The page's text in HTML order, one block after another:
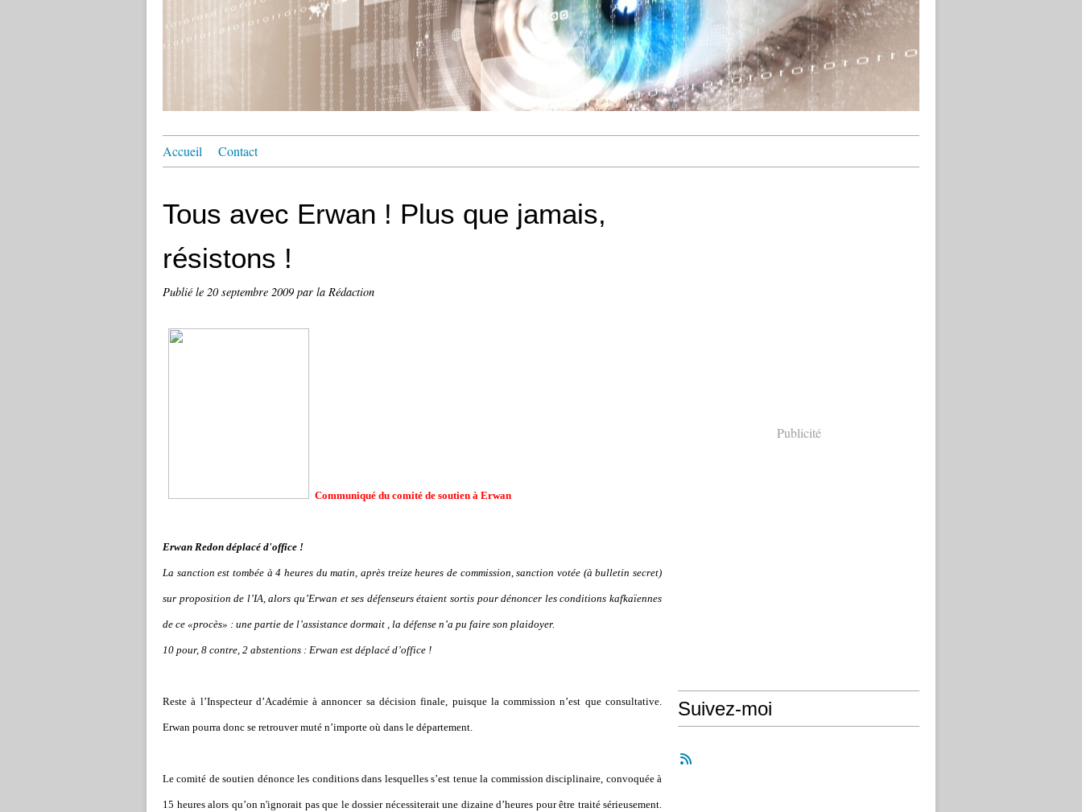
Accueil Contact
Tous avec Erwan ! Plus que jamais,
résistons !
Publié le 20 septembre 2009 par la Rédaction
Communiqué du comité de soutien à Erwan
Erwan Redon déplacé d'office !
La sanction est tombée à 4 heures du matin, après treize heures de commission, sanction votée (à bulletin secret)
sur proposition de l’IA, alors qu’Erwan et ses défenseurs étaient sortis pour dénoncer les conditions kafkaïennes
de ce «procès» : une partie de l’assistance dormait , la défense n’a pu faire son plaidoyer.
10 pour, 8 contre, 2 abstentions : Erwan est déplacé d’office !
Reste à l’Inspecteur d’Académie à annoncer sa décision finale, puisque la commission n’est que consultative.
Erwan pourra donc se retrouver muté n’importe où dans le département.
Le comité de soutien dénonce les conditions dans lesquelles s’est tenue la commission disciplinaire, convoquée à
15 heures alors qu’on n'ignorait pas que le dossier nécessiterait une dizaine d’heures pour être traité sérieusement.
Publicité
Suivez-moi